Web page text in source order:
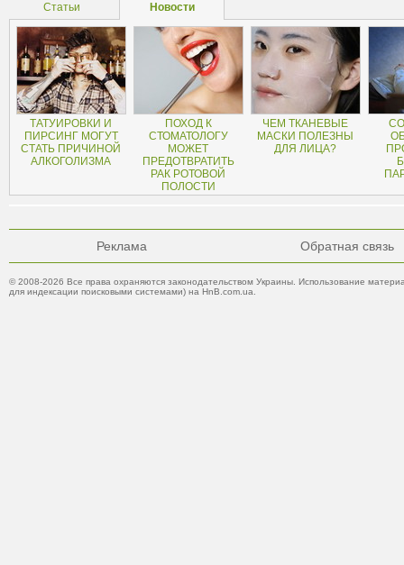
Статьи Новости
ТАТУИРОВКИ И
ПИРСИНГ МОГУТ
СТАТЬ ПРИЧИНОЙ
АЛКОГОЛИЗМА
ПОХОД К
СТОМАТОЛОГУ
МОЖЕТ
ПРЕДОТВРАТИТЬ
РАК РОТОВОЙ
ПОЛОСТИ
ЧЕМ ТКАНЕВЫЕ
МАСКИ ПОЛЕЗНЫ
ДЛЯ ЛИЦА?
Реклама Обратная связь
© 2008-2026 Все права охраняются законодательством Украины. Использование
для индексации поисковыми системами) на HnB.com.ua.